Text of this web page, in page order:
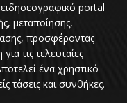
portal
μεταποίησης,
προσφέροντας
τις τελευταίες
ένα χρηστικό
τάσεις και συνθήκες.